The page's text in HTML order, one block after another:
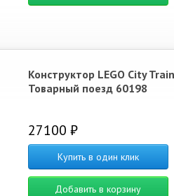
Конструктор LEGO City
Товарный поезд 60198
27100 ₽
Купить в один клик
Добавить в корзину